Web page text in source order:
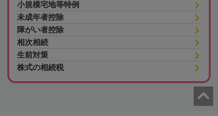
小規模宅地等特例
未成年者控除
障がい者控除
相次相続
生前対策
株式の相続税